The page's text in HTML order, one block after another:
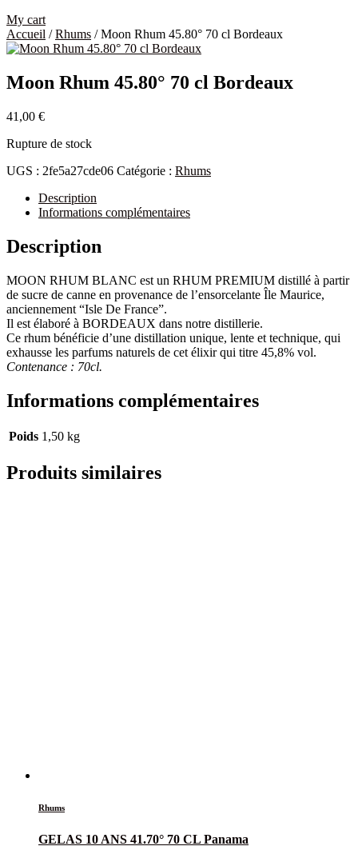
My cart
Accueil /Rhums / Moon Rhum 45.80° 70 cl Bordeaux
Moon Rhum 45.80° 70 cl Bordeaux
41,00 €
Rupture de stock
UGS : 2fe5a27cde06 Catégorie : Rhums
Description
Informations complémentaires
Description
MOON RHUM BLANC est un RHUM PREMIUM distillé à partir
de sucre de canne en provenance de l’ensorcelante Île Maurice,
anciennement “Isle De France”.
Il est élaboré à BORDEAUX dans notre distillerie.
Ce rhum bénéficie d’une distillation unique, lente et technique, qui
exhausse les parfums naturels de cet élixir qui titre 45,8% vol.
Contenance : 70cl.
Informations complémentaires
Poids 1,50 kg
Produits similaires
Rhums
GELAS 10 ANS 41.70° 70 CL Panama